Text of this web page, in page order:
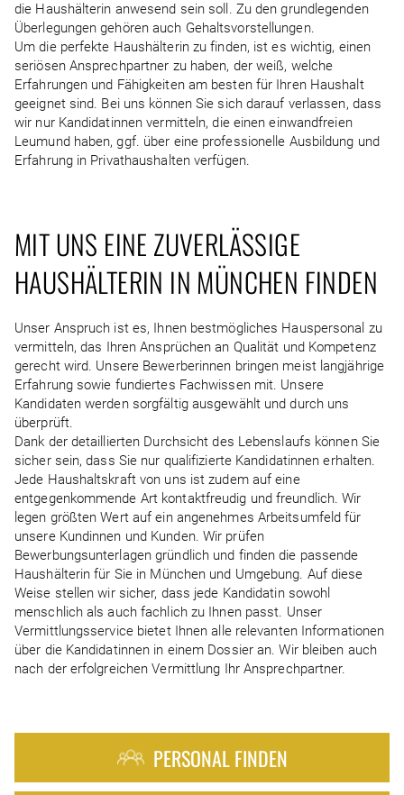
die Haushälterin anwesend sein soll. Zu den grundlegenden
Überlegungen gehören auch Gehaltsvorstellungen.
Um die perfekte Haushälterin zu finden, ist es wichtig, einen
seriösen Ansprechpartner zu haben, der weiß, welche
Erfahrungen und Fähigkeiten am besten für Ihren Haushalt
geeignet sind. Bei uns können Sie sich darauf verlassen, dass
wir nur Kandidatinnen vermitteln, die einen einwandfreien
Leumund haben, ggf. über eine professionelle Ausbildung und
Erfahrung in Privathaushalten verfügen.
MIT UNS EINE ZUVERLÄSSIGE
HAUSHÄLTERIN IN MÜNCHEN FINDEN
Unser Anspruch ist es, Ihnen bestmögliches Hauspersonal zu
vermitteln, das Ihren Ansprüchen an Qualität und Kompetenz
gerecht wird. Unsere Bewerberinnen bringen meist langjährige
Erfahrung sowie fundiertes Fachwissen mit. Unsere
Kandidaten werden sorgfältig ausgewählt und durch uns
überprüft.
Dank der detaillierten Durchsicht des Lebenslaufs können Sie
sicher sein, dass Sie nur qualifizierte Kandidatinnen erhalten.
Jede Haushaltskraft von uns ist zudem auf eine
entgegenkommende Art kontaktfreudig und freundlich. Wir
legen größten Wert auf ein angenehmes Arbeitsumfeld für
unsere Kundinnen und Kunden. Wir prüfen
Bewerbungsunterlagen gründlich und finden die passende
Haushälterin für Sie in München und Umgebung. Auf diese
Weise stellen wir sicher, dass jede Kandidatin sowohl
menschlich als auch fachlich zu Ihnen passt. Unser
Vermittlungsservice bietet Ihnen alle relevanten Informationen
über die Kandidatinnen in einem Dossier an. Wir bleiben auch
nach der erfolgreichen Vermittlung Ihr Ansprechpartner.
PERSONAL FINDEN